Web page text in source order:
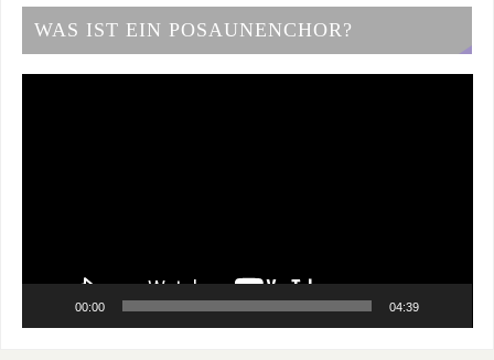
WAS IST EIN POSAUNENCHOR?
00:00 04:39